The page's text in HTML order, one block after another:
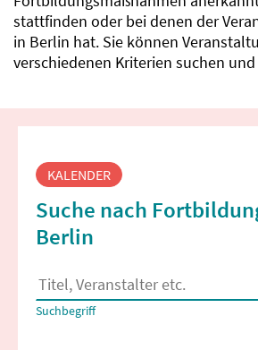
stattfinden oder bei denen der
in Berlin hat. Sie können
verschiedenen Kriterien suchen
Fortbildungssuche
KALENDER
Suche nach
Berlin
Es erscheinen Suchvorschläge,
Suchbegriff